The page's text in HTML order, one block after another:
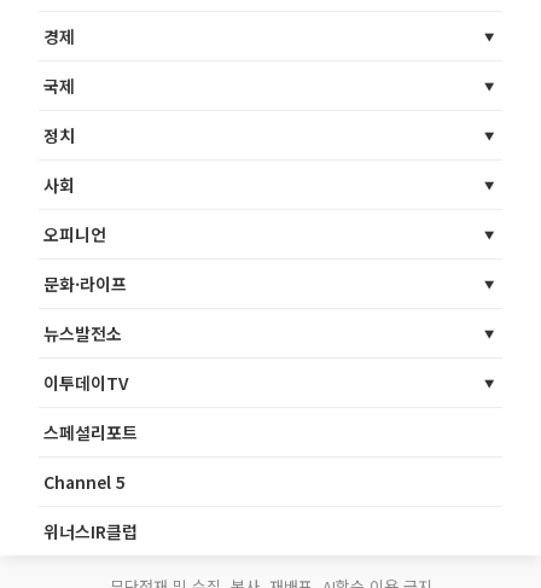
경제
국제
정치
사회
오피니언
문화·라이프
뉴스발전소
이투데이TV
스페셜리포트
Channel 5
위너스IR클럽